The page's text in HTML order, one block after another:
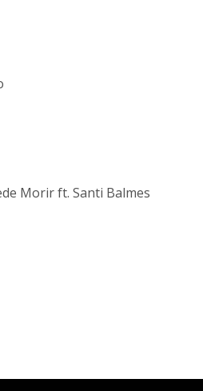
Morir ft. Santi Balmes